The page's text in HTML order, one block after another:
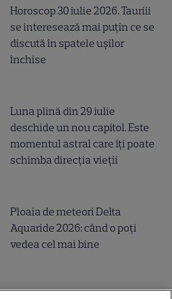
Horoscop 30 iulie 2026. Tauriii
se interesează mai puțin ce se
discută în spatele ușilor
închise
Luna plină din 29 iulie
deschide un nou capitol. Este
momentul astral care îți poate
schimba direcția vieții
Ploaia de meteori Delta
Aquaride 2026: când o poți
vedea cel mai bine